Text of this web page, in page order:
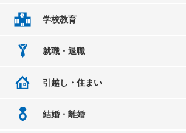
学校教育
就職・退職
引越し・住まい
結婚・離婚